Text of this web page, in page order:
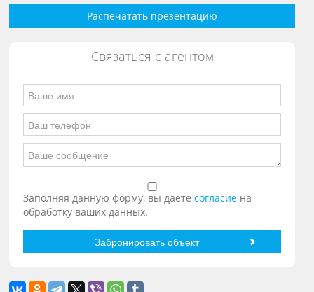
Распечатать презентацию
Связаться с агентом
Заполняя данную форму, вы даетесогласие на
обработку ваших данных.